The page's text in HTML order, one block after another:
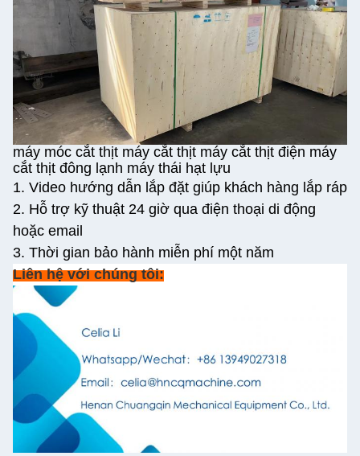
máy móc cắt thịt máy cắt thịt máy cắt thịt điện máy
cắt thịt đông lạnh máy thái hạt lựu
1. Video hướng dẫn lắp đặt giúp khách hàng lắp ráp
2. Hỗ trợ kỹ thuật 24 giờ qua điện thoại di động
hoặc email
3. Thời gian bảo hành miễn phí một năm
Liên hệ với chúng tôi: